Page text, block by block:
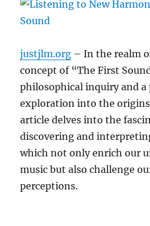
justjlm.org – In the realm
concept of “The First
philosophical inquiry and a
exploration into the
article delves into the
discovering and
which not only enrich our
music but also challenge
perceptions.